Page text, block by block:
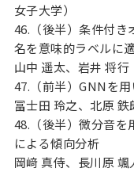
女子大学）
46.（後半）条件付き
名を意味的ラベルに
山中 遥太、岩井 将行
47.（前半）GNNを
冨士田 玲之、北原 鉄
48.（後半）微分音を
による傾向分析
岡﨑 真侍、長川原 颯